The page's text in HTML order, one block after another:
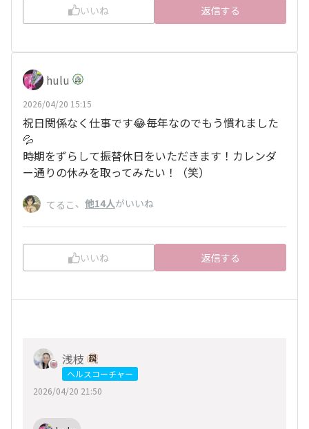
いいね 返信する
hulu
2026/04/20 15:15
祝日関係なく仕事です😂毎年なのでもう慣れました
💦
時期をずらして振替休日をいただきます！カレンダ
ー通りの休みを取ってみたい！（笑）
てるこ 、 他14人がいいね
いいね 返信する
浅枝
ヘルスコーチャー
2026/04/20 21:50